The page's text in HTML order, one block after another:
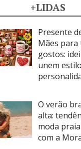
+LIDAS
Presente
Mães para
gostos:
unem
O verão
alta:
moda
com a